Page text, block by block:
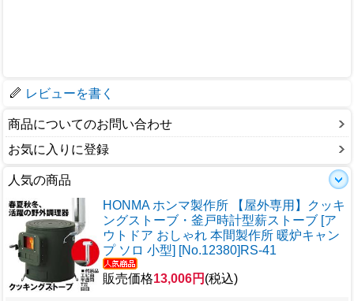
レビューを書く
商品についてのお問い合わせ
お気に入りに登録
人気の商品
HONMA ホンマ製作所 【屋外専用】クッキ
ングストーブ・釜戸時計型薪ストーブ [ア
ウトドア おしゃれ 本間製作所 暖炉キャン
プ ソロ 小型] [No.12380]RS-41
販売価格13,006円 (税込)